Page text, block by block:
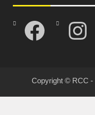
Facebook
Copyright © RCC -